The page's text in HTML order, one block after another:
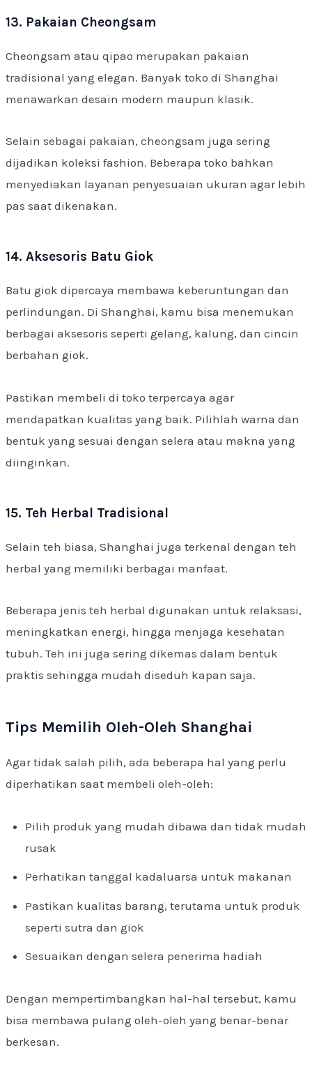
13. Pakaian Cheongsam
Cheongsam atau qipao merupakan pakaian
tradisional yang elegan. Banyak toko di Shanghai
menawarkan desain modern maupun klasik.
Selain sebagai pakaian, cheongsam juga sering
dijadikan koleksi fashion. Beberapa toko bahkan
menyediakan layanan penyesuaian ukuran agar lebih
pas saat dikenakan.
14. Aksesoris Batu Giok
Batu giok dipercaya membawa keberuntungan dan
perlindungan. Di Shanghai, kamu bisa menemukan
berbagai aksesoris seperti gelang, kalung, dan cincin
berbahan giok.
Pastikan membeli di toko terpercaya agar
mendapatkan kualitas yang baik. Pilihlah warna dan
bentuk yang sesuai dengan selera atau makna yang
diinginkan.
15. Teh Herbal Tradisional
Selain teh biasa, Shanghai juga terkenal dengan teh
herbal yang memiliki berbagai manfaat.
Beberapa jenis teh herbal digunakan untuk relaksasi,
meningkatkan energi, hingga menjaga kesehatan
tubuh. Teh ini juga sering dikemas dalam bentuk
praktis sehingga mudah diseduh kapan saja.
Tips Memilih Oleh-Oleh Shanghai
Agar tidak salah pilih, ada beberapa hal yang perlu
diperhatikan saat membeli oleh-oleh:
Pilih produk yang mudah dibawa dan tidak mudah
rusak
Perhatikan tanggal kadaluarsa untuk makanan
Pastikan kualitas barang, terutama untuk produk
seperti sutra dan giok
Sesuaikan dengan selera penerima hadiah
Dengan mempertimbangkan hal-hal tersebut, kamu
bisa membawa pulang oleh-oleh yang benar-benar
berkesan.